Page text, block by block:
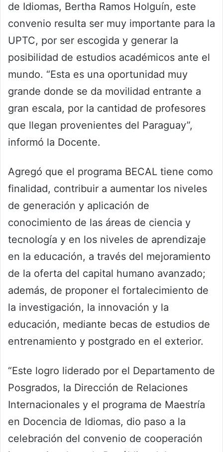
de Idiomas, Bertha Ramos Holguín, este
convenio resulta ser muy importante para la
UPTC, por ser escogida y generar la
posibilidad de estudios académicos ante el
mundo. “Esta es una oportunidad muy
grande donde se da movilidad entrante a
gran escala, por la cantidad de profesores
que llegan provenientes del Paraguay”,
informó la Docente.
Agregó que el programa BECAL tiene como
finalidad, contribuir a aumentar los niveles
de generación y aplicación de
conocimiento de las áreas de ciencia y
tecnología y en los niveles de aprendizaje
en la educación, a través del mejoramiento
de la oferta del capital humano avanzado;
además, de proponer el fortalecimiento de
la investigación, la innovación y la
educación, mediante becas de estudios de
entrenamiento y postgrado en el exterior.
“Este logro liderado por el Departamento de
Posgrados, la Dirección de Relaciones
Internacionales y el programa de Maestría
en Docencia de Idiomas, dio paso a la
celebración del convenio de cooperación